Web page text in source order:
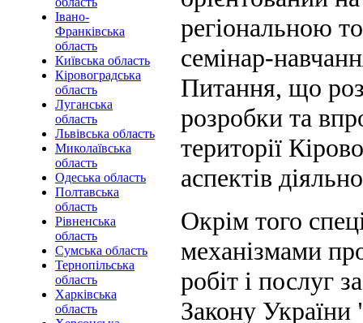
Івано-
Франківська
область
Київська область
Кіровоградська
область
Луганська
область
Львівська область
Миколаївська
область
Одеська область
Полтавська
область
Рівненська
область
Сумська область
Тернопільська
область
Харківська
область
регіональною
семінар-
Питання, що
розробки та
території
аспектів
Окрім того
механізмами
робіт і послуг
Закону України